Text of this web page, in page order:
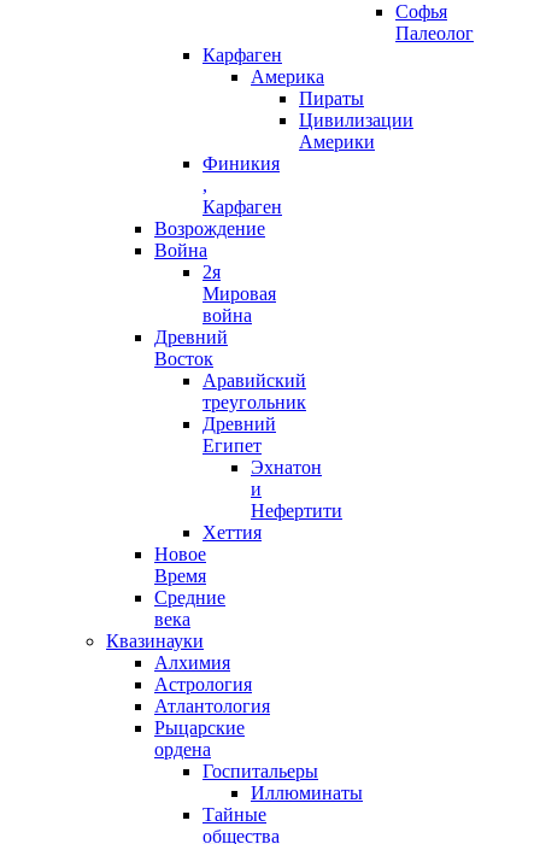
Софья
Палеолог
Карфаген
Америка
Пираты
Цивилизации
Америки
Финикия
,
Карфаген
Возрождение
Война
2я
Мировая
война
Древний
Восток
Аравийский
треугольник
Древний
Египет
Эхнатон
и
Нефертити
Хеттия
Новое
Время
Средние
века
Квазинауки
Алхимия
Астрология
Атлантология
Рыцарские
ордена
Госпитальеры
Иллюминаты
Тайные
общества